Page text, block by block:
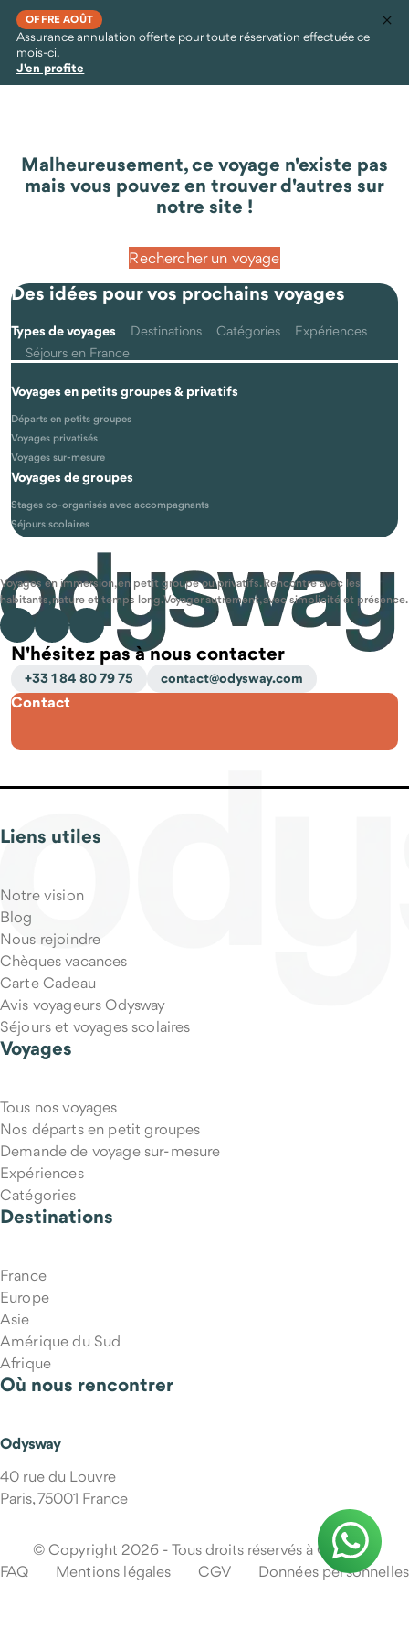
OFFRE AOÛT
Assurance annulation offerte pour toute réservation effectuée ce
mois-ci.
J'en profite
Malheureusement, ce voyage n'existe pas
mais vous pouvez en trouver d'autres sur
notre site !
Rechercher un voyage
Des idées pour vos prochains voyages
Types de voyages Destinations Catégories
Expériences
Séjours en France
Voyages en petits groupes & privatifs
Départs en petits groupes
Voyages privatisés
Voyages sur-mesure
Voyages de groupes
Stages co-organisés avec accompagnants
Séjours scolaires
Voyages en immersion, en petit groupe ou privatifs. Rencontre avec les
habitants, nature et temps long. Voyager autrement, avec simplicité et présence.
N'hésitez pas à nous contacter
+33 1 84 80 79 75 contact@odysway.com
Contact
Liens utiles
Notre vision
Blog
Nous rejoindre
Chèques vacances
Carte Cadeau
Avis voyageurs Odysway
Séjours et voyages scolaires
Voyages
Tous nos voyages
Nos départs en petit groupes
Demande de voyage sur-mesure
Expériences
Catégories
Destinations
France
Europe
Asie
Amérique du Sud
Afrique
Où nous rencontrer
Odysway
40 rue du Louvre
Paris, 75001 France
© Copyright 2026 - Tous droits réservés à Odysway
FAQ
Mentions légales CGV Données personnelles